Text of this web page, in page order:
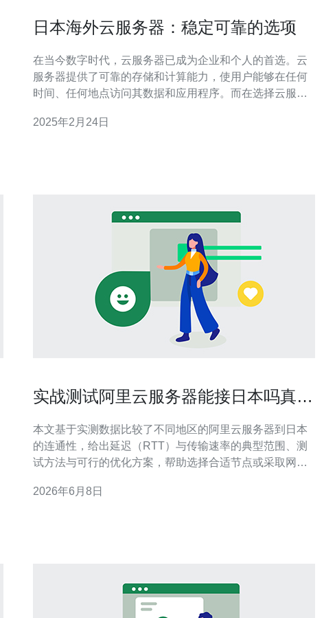
日本海外云服务器：稳定可靠的选项
在当今数字时代，云服务器已成为企业和个人的首选。云
服务器提供了可靠的存储和计算能力，使用户能够在任何
时间、任何地点访问其数据和应用程序。而在选择云服务
面，日本的海外云服务器是一个不错的选择。 日本海外云
2025年2月24日
实战测试阿里云服务器能接日本吗真实
本文基于实测数据比较了不同地区的阿里云服务器到日本
的连通性，给出延迟（RTT）与传输速率的典型范围、测
试方法与可行的优化方案，帮助选择合适节点或采取网络
到日本延迟? 实测显示，距离越近与跨境跳数越少的节点
2026年6月8日